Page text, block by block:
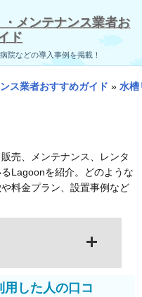
メンテナンス業者お
ド
院などの導入事例を掲載！
ス業者おすすめガイド »水槽
売、メンテナンス、レンタ
Lagoonを紹介。どのような
料金プラン、設置事例など
した人の口コ